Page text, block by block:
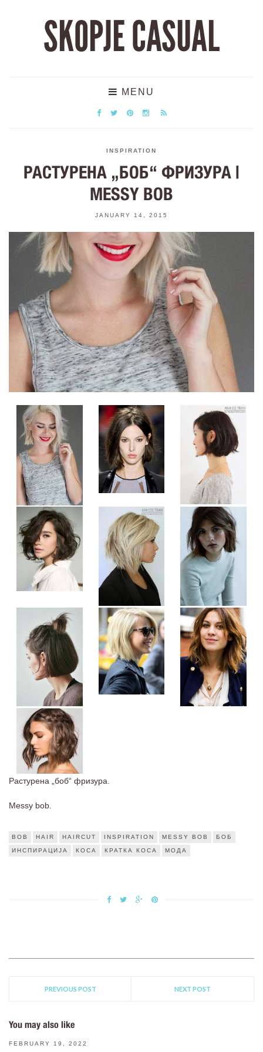
SKOPJE CASUAL
MENU
INSPIRATION
РАСТУРЕНА „БОБ“ ФРИЗУРА |
MESSY BOB
JANUARY 14, 2015
Растурена „боб“ фризура.
Messy bob.
BOB HAIR HAIRCUT INSPIRATION MESSY BOB БОБ
ИНСПИРАЦИЈА КОСА КРАТКА КОСА МОДА
PREVIOUS POST NEXT POST
You may also like
FEBRUARY 19, 2022